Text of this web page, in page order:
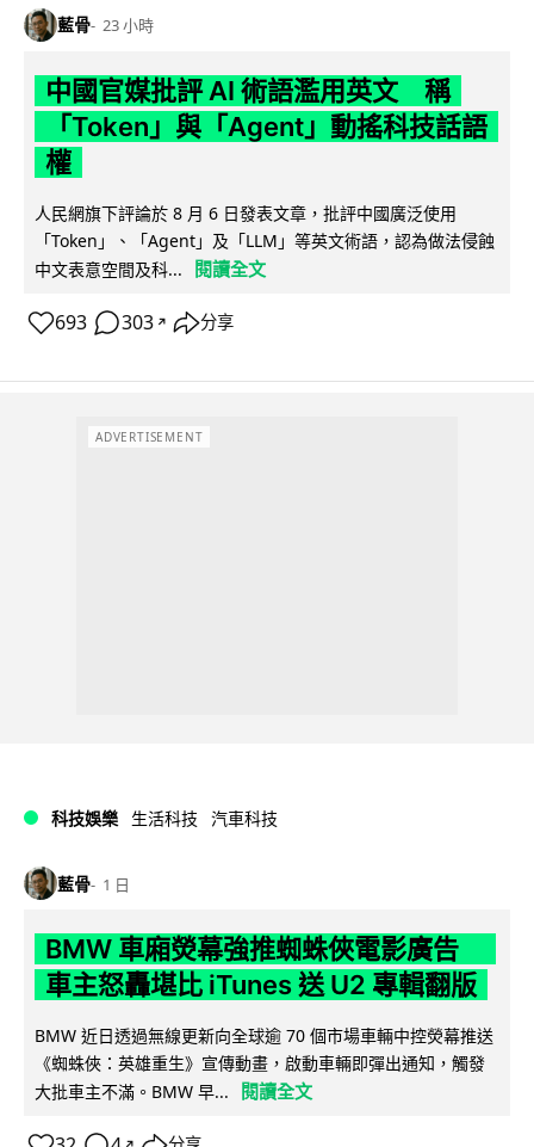
藍骨 23 小時
中國官媒批評 AI 術語濫用英文 稱
「Token」與「Agent」動搖科技話語
權
人民網旗下評論於 8 月 6 日發表文章，批評中國廣泛使用
「Token」、「Agent」及「LLM」等英文術語，認為做法侵蝕
中文表意空間及科...
閱讀全文
693 303 ↗ 分享
ADVERTISEMENT
科技娛樂 生活科技 汽車科技
藍骨 1 日
BMW 車廂熒幕強推蜘蛛俠電影廣告
車主怒轟堪比 iTunes 送 U2 專輯翻版
BMW 近日透過無線更新向全球逾 70 個市場車輛中控熒幕推送
《蜘蛛俠：英雄重生》宣傳動畫，啟動車輛即彈出通知，觸發
大批車主不滿。BMW 早...
閱讀全文